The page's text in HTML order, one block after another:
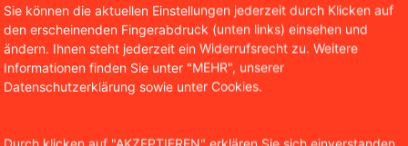
kritisierte
Widerrufsinformation
Sie können die aktuellen Einstellungen jederzeit durch Klicken auf
den erscheinenden Fingerabdruck (unten links) einsehen und
ändern. Ihnen steht jederzeit ein Widerrufsrecht zu. Weitere
Informationen finden Sie unter "MEHR", unserer
Datenschutzerklärung sowie unter Cookies.